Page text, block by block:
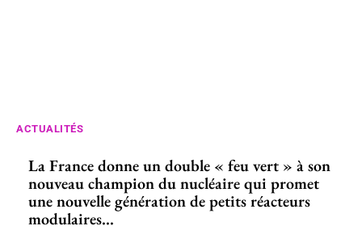
ACTUALITÉS
La France donne un double « feu vert » à son
nouveau champion du nucléaire qui promet
une nouvelle génération de petits réacteurs
modulaires...